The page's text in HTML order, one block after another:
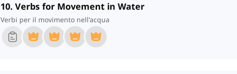
10. Verbs for Movement in Water
Verbi per il movimento nell'acqua